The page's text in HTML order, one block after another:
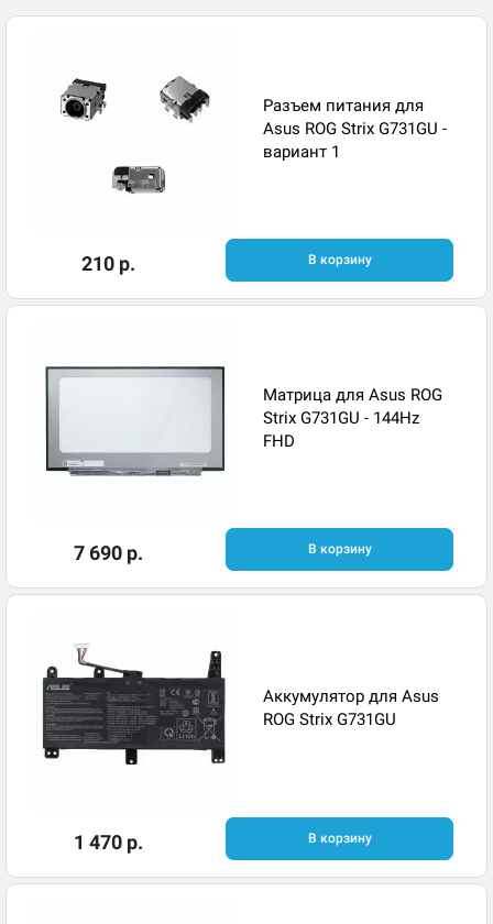
Разъем питания для
Asus ROG Strix G731GU -
вариант 1
210 р. В корзину
Матрица для Asus ROG
Strix G731GU - 144Hz
FHD
7 690 р. В корзину
Аккумулятор для Asus
ROG Strix G731GU
1 470 р. В корзину